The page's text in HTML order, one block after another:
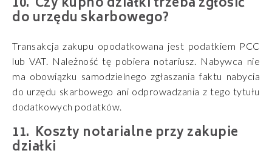
do urzędu skarbowego?
Transakcja zakupu opodatkowana jest podatkiem PCC
lub VAT. Należność tę pobiera notariusz. Nabywca nie
ma obowiązku samodzielnego zgłaszania faktu nabycia
do urzędu skarbowego ani odprowadzania z tego tytułu
dodatkowych podatków.
Koszty notarialne przy zakupie
działki